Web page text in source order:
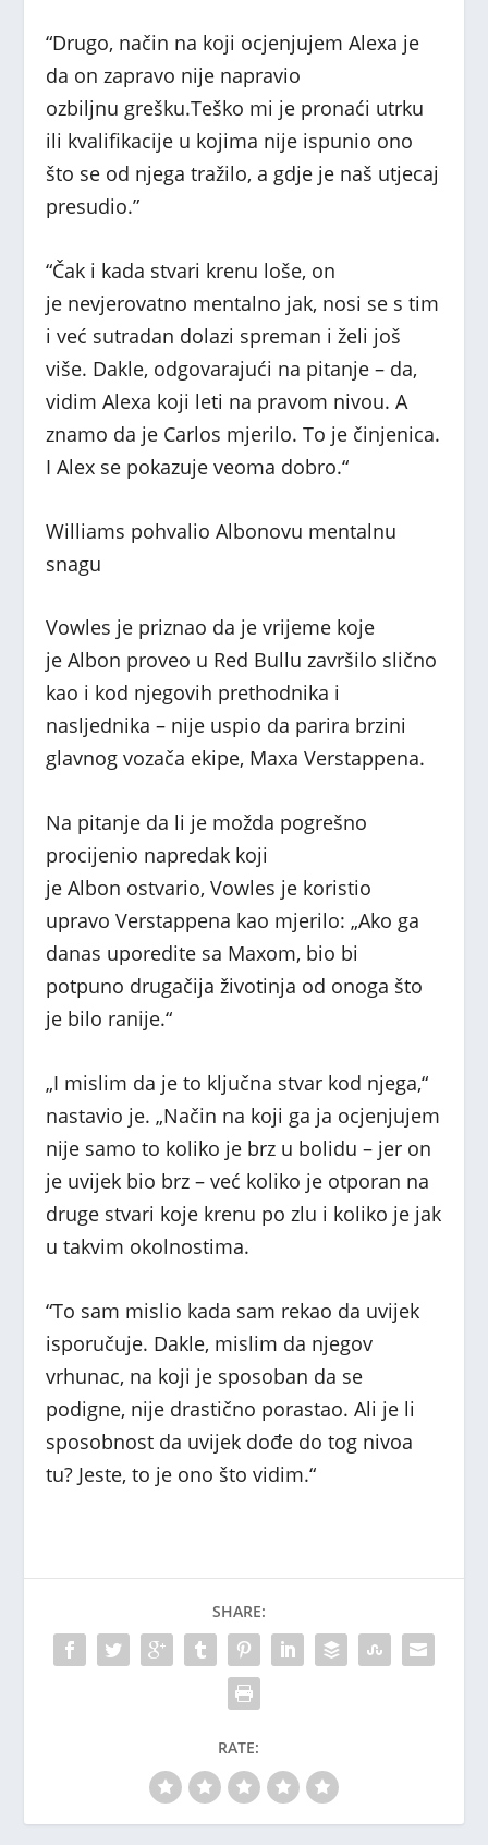
“Drugo, način na koji ocjenjujem Alexa je
da on zapravo nije napravio
ozbiljnu grešku.Teško mi je pronaći utrku
ili kvalifikacije u kojima nije ispunio ono
što se od njega tražilo, a gdje je naš utjecaj
presudio.”
“Čak i kada stvari krenu loše, on
je nevjerovatno mentalno jak, nosi se s tim
i već sutradan dolazi spreman i želi još
više. Dakle, odgovarajući na pitanje – da,
vidim Alexa koji leti na pravom nivou. A
znamo da je Carlos mjerilo. To je činjenica.
I Alex se pokazuje veoma dobro.“
Williams pohvalio Albonovu mentalnu
snagu
Vowles je priznao da je vrijeme koje
je Albon proveo u Red Bullu završilo slično
kao i kod njegovih prethodnika i
nasljednika – nije uspio da parira brzini
glavnog vozača ekipe, Maxa Verstappena.
Na pitanje da li je možda pogrešno
procijenio napredak koji
je Albon ostvario, Vowles je koristio
upravo Verstappena kao mjerilo: „Ako ga
danas uporedite sa Maxom, bio bi
potpuno drugačija životinja od onoga što
je bilo ranije.“
„I mislim da je to ključna stvar kod njega,“
nastavio je. „Način na koji ga ja ocjenjujem
nije samo to koliko je brz u bolidu – jer on
je uvijek bio brz – već koliko je otporan na
druge stvari koje krenu po zlu i koliko je jak
u takvim okolnostima.
“To sam mislio kada sam rekao da uvijek
isporučuje. Dakle, mislim da njegov
vrhunac, na koji je sposoban da se
podigne, nije drastično porastao. Ali je li
sposobnost da uvijek dođe do tog nivoa
tu? Jeste, to je ono što vidim.“
SHARE:
RATE: